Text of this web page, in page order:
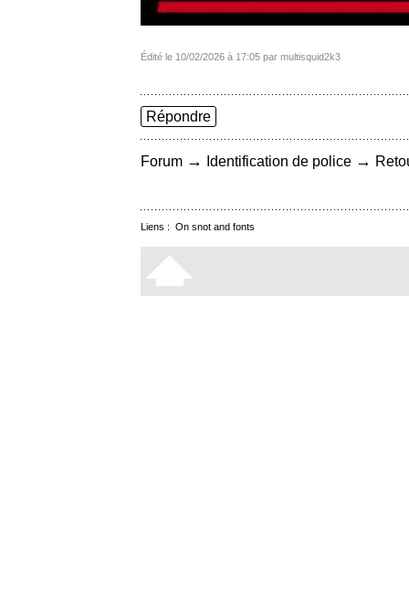
Édité le 10/02/2026 à 17:05 par multisquid2k3
Répondre
Forum → Identification de police →
Liens : On snot and fonts